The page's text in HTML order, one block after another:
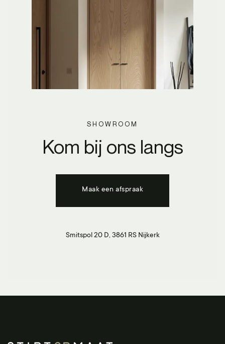
SHOWROOM
Kom bij ons langs
Maak een afspraak
Smitspol 20 D, 3861 RS Nijkerk